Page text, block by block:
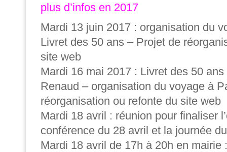
plus d’infos en 2017
Mardi 13 juin 2017 : organisation du
Livret des 50 ans – Projet de
site web
Mardi 16 mai 2017 : Livret des 50
Renaud – organisation du voyage à
réorganisation ou refonte du site web
Mardi 18 avril : réunion pour finaliser
conférence du 28 avril et la journée
Mardi 18 avril de 17h à 20h en mairie